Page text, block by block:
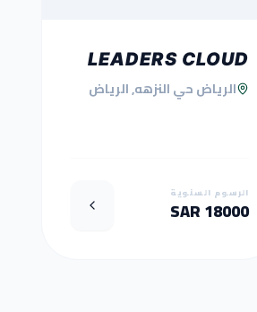
LEADERS CLOUD
الرياض حي النزهه, الرياض
الرسوم السنوية
18000 SAR